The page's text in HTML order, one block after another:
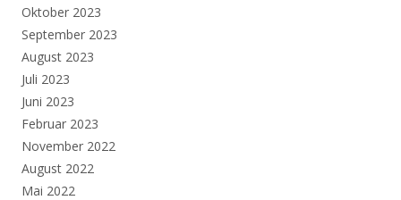
Oktober 2023
September 2023
August 2023
Juli 2023
Juni 2023
Februar 2023
November 2022
August 2022
Mai 2022